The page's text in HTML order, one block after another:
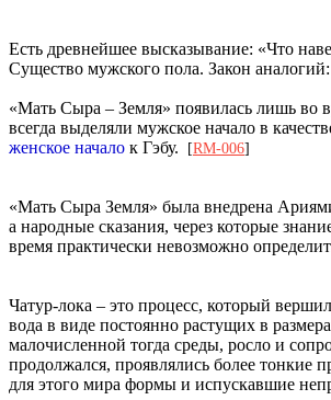
Есть древнейшее высказывание: «Что
Существо мужского пола. Закон
«Мать Сыра – Земля» появилась лишь во
всегда выделяли мужское начало в
женское начало к Гэбу. [RM-006]
«Мать Сыра Земля» была внедрена
а народные сказания, через которые
время практически невозможно
Чатур-лока – это процесс, который
вода в виде постоянно растущих в
малочисленной тогда среды, росло и
продолжался, проявлялись более тонкие
для этого мира формы и испускавшие